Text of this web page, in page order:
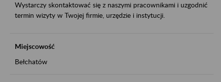
Wystarczy skontaktować się z naszymi pracownikami i uzgodnić
termin wizyty w Twojej firmie, urzędzie i instytucji.
Miejscowość
Bełchatów